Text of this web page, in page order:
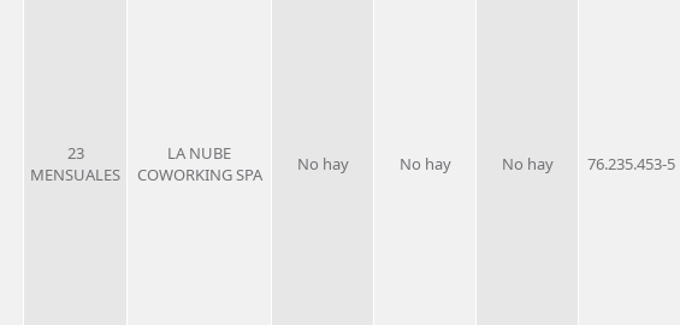
23
MENSUALES
LA NUBE
COWORKING SPA
No hay No hay No hay 76.235.453-5